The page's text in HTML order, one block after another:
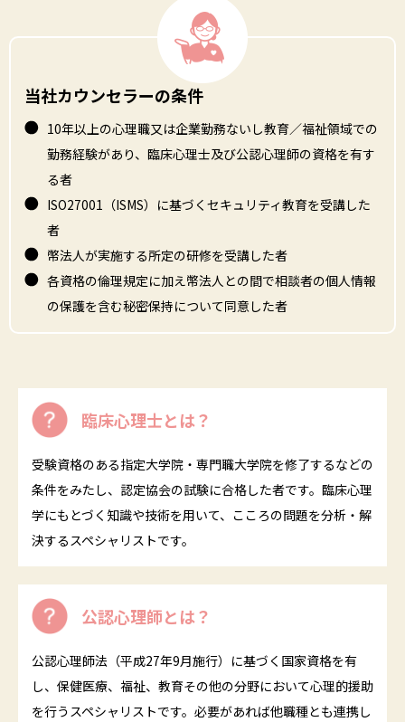
当社カウンセラーの条件
10年以上の心理職又は企業勤務ないし教育／福祉領域での
勤務経験があり、臨床心理士及び公認心理師の資格を有す
る者
ISO27001（ISMS）に基づくセキュリティ教育を受講した
者
幣法人が実施する所定の研修を受講した者
各資格の倫理規定に加え幣法人との間で相談者の個人情報
の保護を含む秘密保持について同意した者
臨床心理士とは？
受験資格のある指定大学院・専門職大学院を修了するなどの
条件をみたし、認定協会の試験に合格した者です。臨床心理
学にもとづく知識や技術を用いて、こころの問題を分析・解
決するスペシャリストです。
公認心理師とは？
公認心理師法（平成27年9月施行）に基づく国家資格を有
し、保健医療、福祉、教育その他の分野において心理的援助
を行うスペシャリストです。必要があれば他職種とも連携し